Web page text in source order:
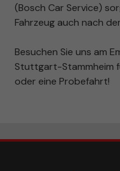
(Bosch Car Service)
Fahrzeug auch nach
Besuchen Sie uns am
Stuttgart-Stammheim
oder eine Probefahrt!